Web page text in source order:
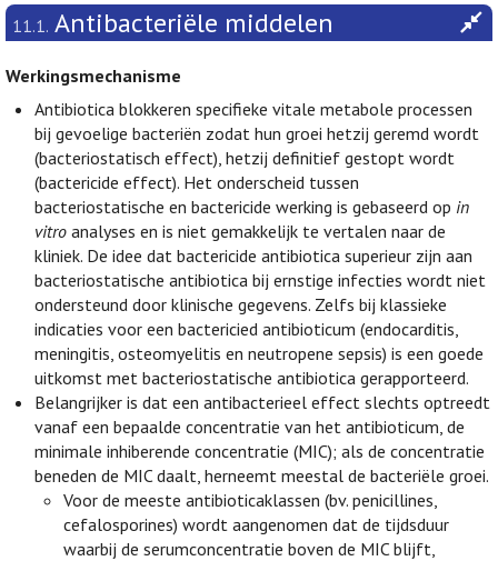
11.1. Antibacteriële middelen
Werkingsmechanisme
Antibiotica blokkeren specifieke vitale metabole processen
bij gevoelige bacteriën zodat hun groei hetzij geremd wordt
(bacteriostatisch effect), hetzij definitief gestopt wordt
(bactericide effect). Het onderscheid tussen
bacteriostatische en bactericide werking is gebaseerd op in
vitro analyses en is niet gemakkelijk te vertalen naar de
kliniek. De idee dat bactericide antibiotica superieur zijn aan
bacteriostatische antibiotica bij ernstige infecties wordt niet
ondersteund door klinische gegevens. Zelfs bij klassieke
indicaties voor een bactericied antibioticum (endocarditis,
meningitis, osteomyelitis en neutropene sepsis) is een goede
uitkomst met bacteriostatische antibiotica gerapporteerd.
Belangrijker is dat een antibacterieel effect slechts optreedt
vanaf een bepaalde concentratie van het antibioticum, de
minimale inhiberende concentratie (MIC); als de concentratie
beneden de MIC daalt, herneemt meestal de bacteriële groei.
Voor de meeste antibioticaklassen (bv. penicillines,
cefalosporines) wordt aangenomen dat de tijdsduur
waarbij de serumconcentratie boven de MIC blijft,